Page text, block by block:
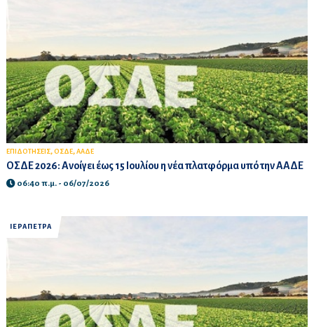
ΕΠΙΔΟΤΗΣΕΙΣ, ΟΣΔΕ, ΑΑΔΕ
ΟΣΔΕ 2026: Ανοίγει έως 15 Ιουλίου η νέα πλατφόρμα υπό την ΑΑΔΕ
06:40 π.μ. - 06/07/2026
ΙΕΡΑΠΕΤΡΑ